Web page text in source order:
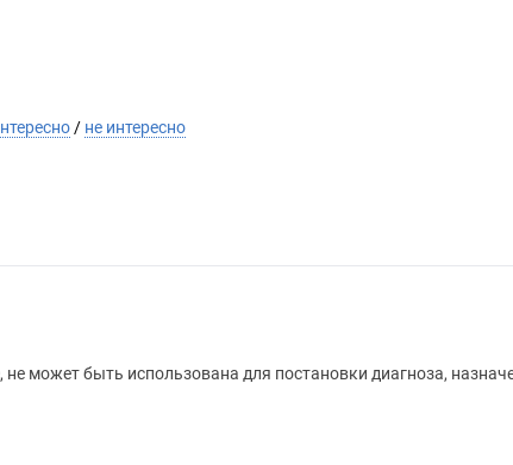
/ не интересно
может быть использована для постановки диагноза,